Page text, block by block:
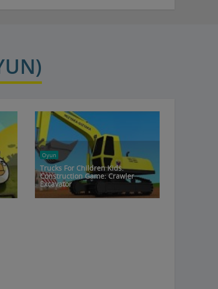
Oyun
Trucks For Children Kids.
Construction Game: Crawler
Excavator